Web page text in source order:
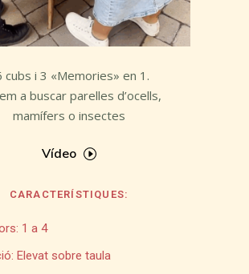
cubs i 3 «Memories» en 1.
a buscar parelles d’ocells,
mamífers o insectes
Vídeo
CARACTERÍSTIQUES:
1 a 4
Elevat sobre taula